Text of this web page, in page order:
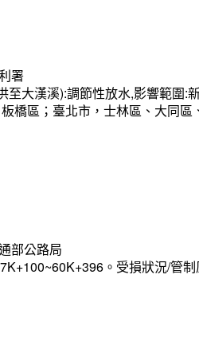
署
至大漢溪):調節性放水,影響範圍
橋區；臺北市，士林區、大同
部公路局
。受損狀況/管